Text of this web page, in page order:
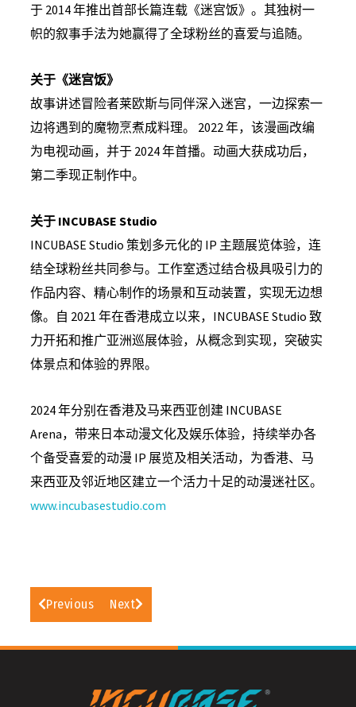
于 2014 年推出首部长篇连载《迷宫饭》。其独树一
帜的叙事手法为她赢得了全球粉丝的喜爱与追随。
关于《迷宫饭》
故事讲述冒险者莱欧斯与同伴深入迷宫，一边探索一
边将遇到的魔物烹煮成料理。 2022 年，该漫画改编
为电视动画，并于 2024 年首播。动画大获成功后，
第二季现正制作中。
关于 INCUBASE Studio
INCUBASE Studio 策划多元化的 IP 主题展览体验，连
结全球粉丝共同参与。工作室透过结合极具吸引力的
作品内容、精心制作的场景和互动装置，实现无边想
像。自 2021 年在香港成立以来，INCUBASE Studio 致
力开拓和推广亚洲巡展体验，从概念到实现，突破实
体景点和体验的界限。
2024 年分别在香港及马来西亚创建 INCUBASE
Arena，带来日本动漫文化及娱乐体验，持续举办各
个备受喜爱的动漫 IP 展览及相关活动，为香港、马
来西亚及邻近地区建立一个活力十足的动漫迷社区。
www.incubasestudio.com
Previous Next